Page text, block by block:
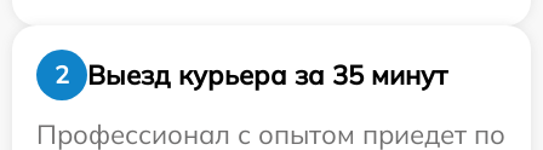
2
Выезд курьера за 35 минут
Профессионал с опытом приедет по